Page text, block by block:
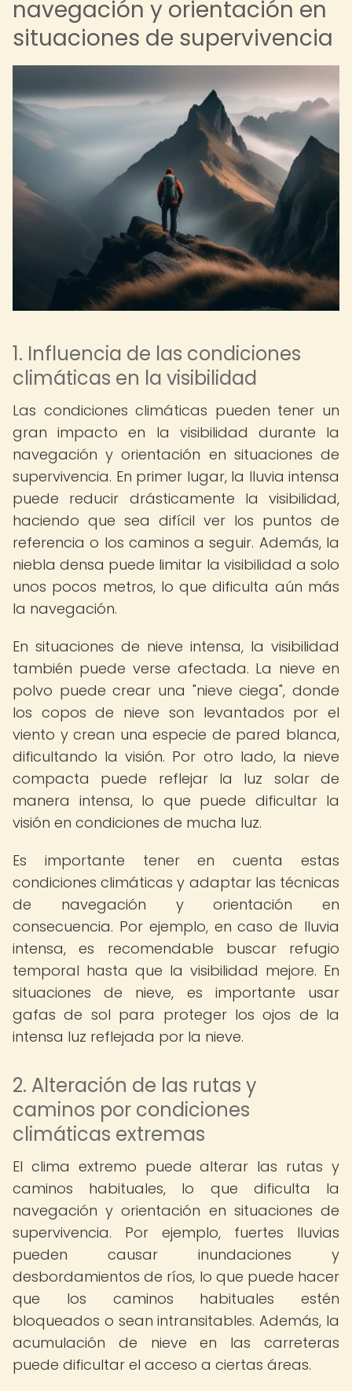
navegación y orientación en
situaciones de supervivencia
1. Influencia de las condiciones
climáticas en la visibilidad
Las condiciones climáticas pueden tener un
gran impacto en la visibilidad durante la
navegación y orientación en situaciones de
supervivencia. En primer lugar, la lluvia intensa
puede reducir drásticamente la visibilidad,
haciendo que sea difícil ver los puntos de
referencia o los caminos a seguir. Además, la
niebla densa puede limitar la visibilidad a solo
unos pocos metros, lo que dificulta aún más
la navegación.
En situaciones de nieve intensa, la visibilidad
también puede verse afectada. La nieve en
polvo puede crear una "nieve ciega", donde
los copos de nieve son levantados por el
viento y crean una especie de pared blanca,
dificultando la visión. Por otro lado, la nieve
compacta puede reflejar la luz solar de
manera intensa, lo que puede dificultar la
visión en condiciones de mucha luz.
Es importante tener en cuenta estas
condiciones climáticas y adaptar las técnicas
de navegación y orientación en
consecuencia. Por ejemplo, en caso de lluvia
intensa, es recomendable buscar refugio
temporal hasta que la visibilidad mejore. En
situaciones de nieve, es importante usar
gafas de sol para proteger los ojos de la
intensa luz reflejada por la nieve.
2. Alteración de las rutas y
caminos por condiciones
climáticas extremas
El clima extremo puede alterar las rutas y
caminos habituales, lo que dificulta la
navegación y orientación en situaciones de
supervivencia. Por ejemplo, fuertes lluvias
pueden causar inundaciones y
desbordamientos de ríos, lo que puede hacer
que los caminos habituales estén
bloqueados o sean intransitables. Además, la
acumulación de nieve en las carreteras
puede dificultar el acceso a ciertas áreas.